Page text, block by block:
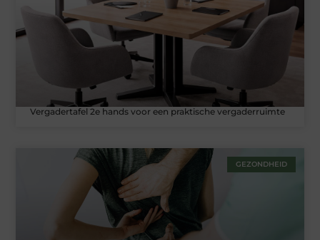
Vergadertafel 2e hands voor een praktische vergaderruimte
GEZONDHEID